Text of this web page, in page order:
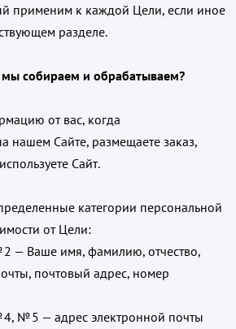
применим к каждой Цели, если иное
разделе.
собираем и обрабатываем?
от вас, когда
нашем Сайте, размещаете заказ,
Сайт.
категории персональной
от Цели:
— Ваше имя, фамилию, отчество,
почтовый адрес, номер
№ 5 — адрес электронной почты